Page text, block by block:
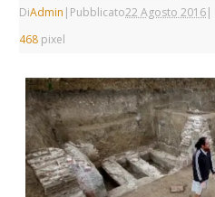
DiAdmin | Pubblicato22 Agosto 2016|
468 pixel